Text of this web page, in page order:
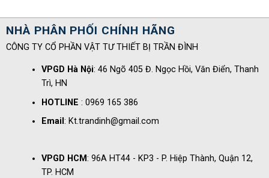
NHÀ PHÂN PHỐI CHÍNH HÃNG
CÔNG TY CỔ PHẦN VẬT TƯ THIẾT BỊ TRẦN ĐÌNH
VPGD Hà Nội: 46 Ngõ 405 Đ. Ngọc Hồi, Văn Điển, Thanh
Trì, HN
HOTLINE : 0969 165 386
Email : Kt.trandinh@gmail.com
VPGD HCM: 96A HT44 - KP3 - P. Hiệp Thành, Quận 12,
TP. HCM